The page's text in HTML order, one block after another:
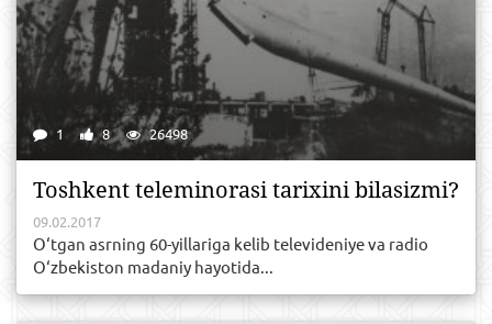
1 8 26498
Toshkent teleminorasi tarixini bilasizmi?
09.02.2017
O‘tgan asrning 60-yillariga kelib televideniye va radio
O‘zbekiston madaniy hayotida...